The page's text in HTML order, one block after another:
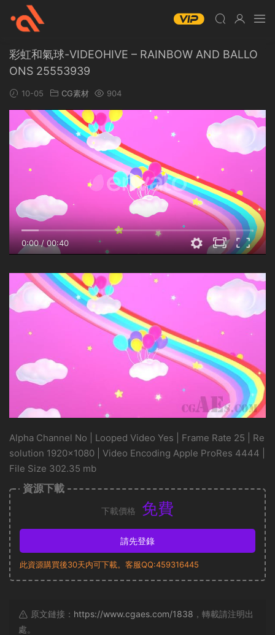
彩虹和氣球-VIDEOHIVE – RAINBOW AND BALLO
ONS 25553939
10-05 CG素材 904
0:00/00:40
Alpha Channel No | Looped Video Yes | Frame Rate 25 | Re
solution 1920×1080 | Video Encoding Apple ProRes 4444 |
File Size 302.35 mb
資源下載
下載價格 免費
請先登錄
此資源購買後30天内可下載。客服QQ:459316445
原文鏈接： https://www.cgaes.com/1838 ，轉載請注明出
處。